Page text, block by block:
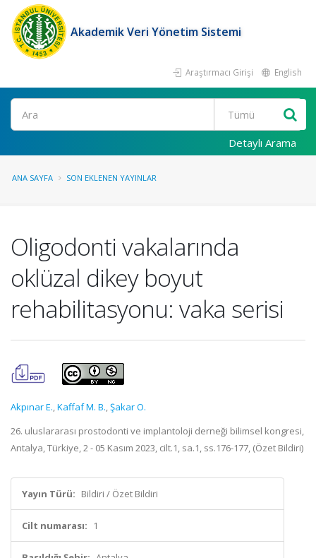
Akademik Veri Yönetim Sistemi
Araştırmacı Girişi English
Ara
Detaylı Arama
ANA SAYFA SON EKLENEN YAYINLAR
Oligodonti vakalarında
oklüzal dikey boyut
rehabilitasyonu: vaka serisi
Akpınar E.,Kaffaf M. B.,Şakar O.
26. uluslararası prostodonti ve implantoloji derneği bilimsel kongresi,
Antalya, Türkiye, 2 - 05 Kasım 2023, cilt.1, sa.1, ss.176-177, (Özet Bildiri)
Yayın Türü: Bildiri / Özet Bildiri
Cilt numarası: 1